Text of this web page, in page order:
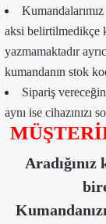
aksi belirtilmedikçe
yazmamaktadır
kumandanın stok
Sipariş
aynı ise cihazınızı